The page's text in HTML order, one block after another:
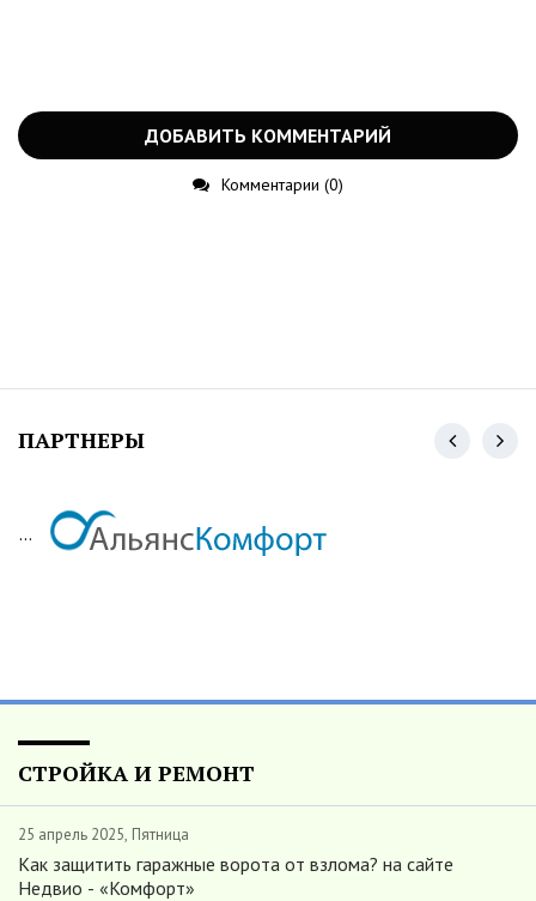
ДОБАВИТЬ КОММЕНТАРИЙ
Комментарии (0)
ПАРТНЕРЫ
...
СТРОЙКА И РЕМОНТ
25 апрель 2025, Пятница
Как защитить гаражные ворота от взлома? на сайте
Недвио - «Комфорт»